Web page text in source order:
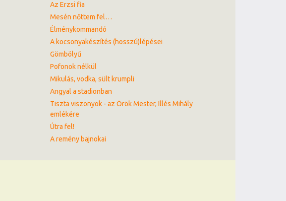
Az Erzsi fia
Mesén nőttem fel…
Élménykommandó
A kocsonyakészítés (hosszú)lépései
Gömbölyű
Pofonok nélkül
Mikulás, vodka, sült krumpli
Angyal a stadionban
Tiszta viszonyok - az Örök Mester, Illés Mihály
emlékére
Útra fel!
A remény bajnokai